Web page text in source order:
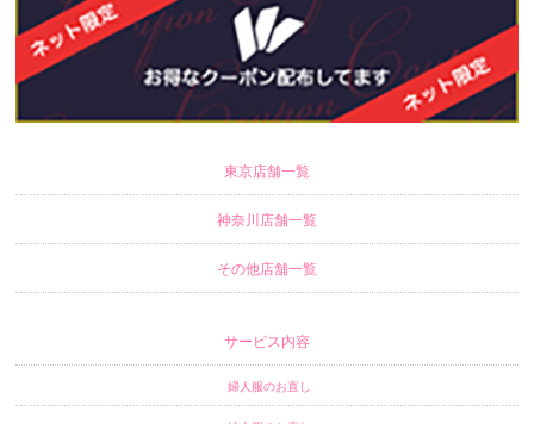
東京店舗一覧
神奈川店舗一覧
その他店舗一覧
サービス内容
婦人服のお直し